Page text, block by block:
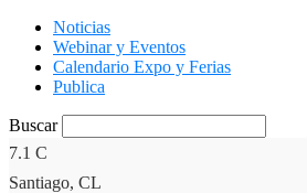
Noticias
Webinar y Eventos
Calendario Expo y Ferias
Publica
Buscar
7.1 C
Santiago, CL